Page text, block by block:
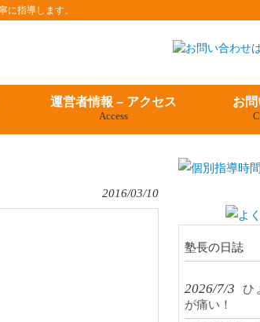
に指導します。
運営者情報 – アクセス
Access
お
2016/03/10
塾長の日誌
2026/7/3
ひ
が痛い！